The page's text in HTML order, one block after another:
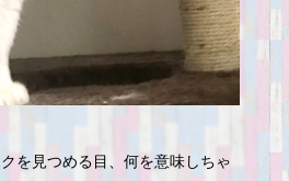
を見つめる目、何を意味しちゃ